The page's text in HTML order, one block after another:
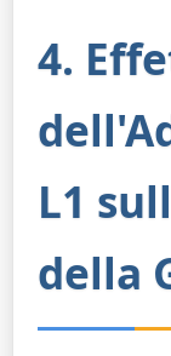
4.
L1
della